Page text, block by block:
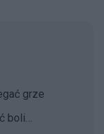
grze
boli…